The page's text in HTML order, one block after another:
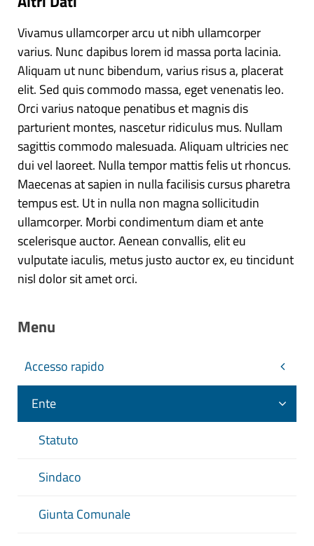
Vivamus ullamcorper arcu ut nibh ullamcorper
varius. Nunc dapibus lorem id massa porta lacinia.
Aliquam ut nunc bibendum, varius risus a, placerat
elit. Sed quis commodo massa, eget venenatis leo.
Orci varius natoque penatibus et magnis dis
parturient montes, nascetur ridiculus mus. Nullam
sagittis commodo malesuada. Aliquam ultricies nec
dui vel laoreet. Nulla tempor mattis felis ut rhoncus.
Maecenas at sapien in nulla facilisis cursus pharetra
tempus est. Ut in nulla non magna sollicitudin
ullamcorper. Morbi condimentum diam et ante
scelerisque auctor. Aenean convallis, elit eu
vulputate iaculis, metus justo auctor ex, eu tincidunt
nisl dolor sit amet orci.
Menu
Accesso rapido
Ente
Statuto
Sindaco
Giunta Comunale